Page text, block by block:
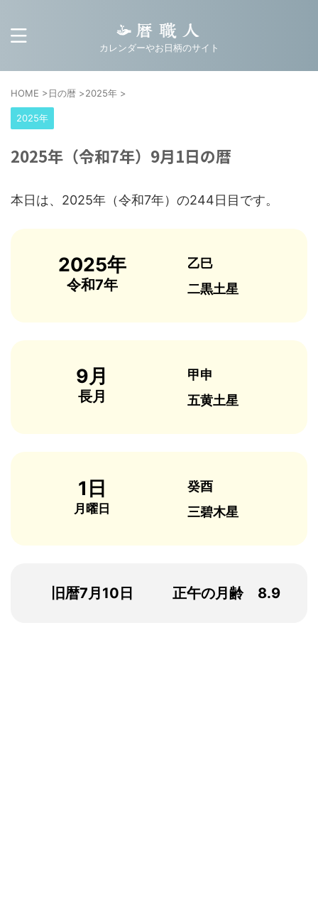
カレンダーやお日柄のサイト
HOME >日の暦 >2025年 >
2025年
2025年（令和7年）9月1日の暦
本日は、2025年（令和7年）の244日目です。
2025年
令和7年
乙巳
二黒土星
9月
長月
甲申
五黄土星
1日
月曜日
癸酉
三碧木星
旧暦7月10日 正午の月齢 8.9